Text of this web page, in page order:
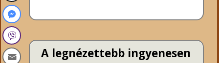
A legnézettebb ingyenesen